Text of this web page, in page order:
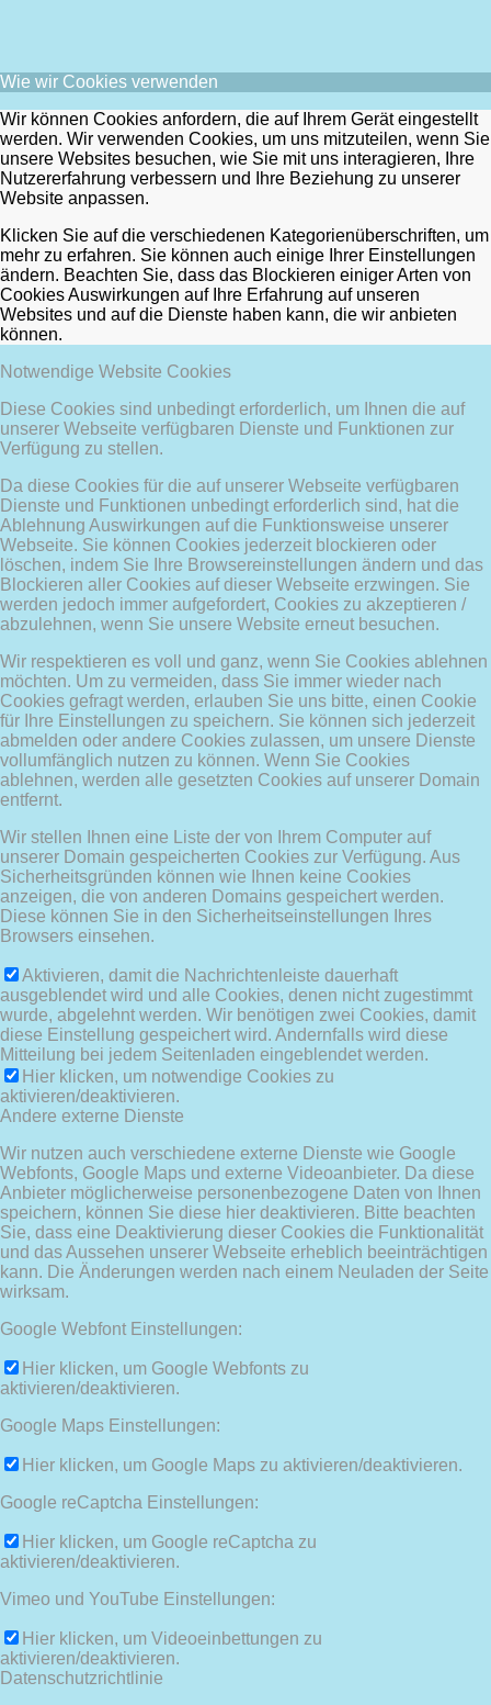
Wie wir Cookies verwenden
Wir können Cookies anfordern, die auf Ihrem Gerät eingestellt
werden. Wir verwenden Cookies, um uns mitzuteilen, wenn Sie
unsere Websites besuchen, wie Sie mit uns interagieren, Ihre
Nutzererfahrung verbessern und Ihre Beziehung zu unserer
Website anpassen.
Klicken Sie auf die verschiedenen Kategorienüberschriften, um
mehr zu erfahren. Sie können auch einige Ihrer Einstellungen
ändern. Beachten Sie, dass das Blockieren einiger Arten von
Cookies Auswirkungen auf Ihre Erfahrung auf unseren
Websites und auf die Dienste haben kann, die wir anbieten
können.
Notwendige Website Cookies
Diese Cookies sind unbedingt erforderlich, um Ihnen die auf
unserer Webseite verfügbaren Dienste und Funktionen zur
Verfügung zu stellen.
Da diese Cookies für die auf unserer Webseite verfügbaren
Dienste und Funktionen unbedingt erforderlich sind, hat die
Ablehnung Auswirkungen auf die Funktionsweise unserer
Webseite. Sie können Cookies jederzeit blockieren oder
löschen, indem Sie Ihre Browsereinstellungen ändern und das
Blockieren aller Cookies auf dieser Webseite erzwingen. Sie
werden jedoch immer aufgefordert, Cookies zu akzeptieren /
abzulehnen, wenn Sie unsere Website erneut besuchen.
Wir respektieren es voll und ganz, wenn Sie Cookies ablehnen
möchten. Um zu vermeiden, dass Sie immer wieder nach
Cookies gefragt werden, erlauben Sie uns bitte, einen Cookie
für Ihre Einstellungen zu speichern. Sie können sich jederzeit
abmelden oder andere Cookies zulassen, um unsere Dienste
vollumfänglich nutzen zu können. Wenn Sie Cookies
ablehnen, werden alle gesetzten Cookies auf unserer Domain
entfernt.
Wir stellen Ihnen eine Liste der von Ihrem Computer auf
unserer Domain gespeicherten Cookies zur Verfügung. Aus
Sicherheitsgründen können wie Ihnen keine Cookies
anzeigen, die von anderen Domains gespeichert werden.
Diese können Sie in den Sicherheitseinstellungen Ihres
Browsers einsehen.
Aktivieren, damit die Nachrichtenleiste dauerhaft
ausgeblendet wird und alle Cookies, denen nicht zugestimmt
wurde, abgelehnt werden. Wir benötigen zwei Cookies, damit
diese Einstellung gespeichert wird. Andernfalls wird diese
Mitteilung bei jedem Seitenladen eingeblendet werden.
Hier klicken, um notwendige Cookies zu
aktivieren/deaktivieren.
Andere externe Dienste
Wir nutzen auch verschiedene externe Dienste wie Google
Webfonts, Google Maps und externe Videoanbieter. Da diese
Anbieter möglicherweise personenbezogene Daten von Ihnen
speichern, können Sie diese hier deaktivieren. Bitte beachten
Sie, dass eine Deaktivierung dieser Cookies die Funktionalität
und das Aussehen unserer Webseite erheblich beeinträchtigen
kann. Die Änderungen werden nach einem Neuladen der Seite
wirksam.
Google Webfont Einstellungen:
Hier klicken, um Google Webfonts zu
aktivieren/deaktivieren.
Google Maps Einstellungen:
Hier klicken, um Google Maps zu aktivieren/deaktivieren.
Google reCaptcha Einstellungen:
Hier klicken, um Google reCaptcha zu
aktivieren/deaktivieren.
Vimeo und YouTube Einstellungen:
Hier klicken, um Videoeinbettungen zu
aktivieren/deaktivieren.
Datenschutzrichtlinie